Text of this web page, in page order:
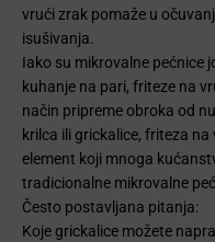
vrući zrak pomaže u
isušivanja.
Iako su mikrovalne pećnice
kuhanje na pari, friteze na
način pripreme obroka od
krilca ili grickalice, friteza
element koji mnoga
tradicionalne mikrovalne
Često postavljana pitanja:
Koje grickalice možete